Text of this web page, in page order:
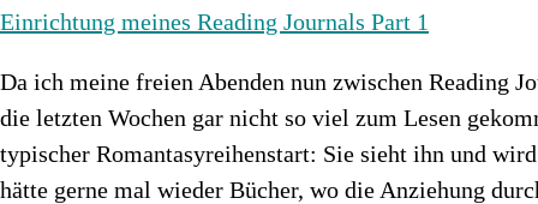
Einrichtung meines Reading Journals Part 1
Da ich meine freien Abenden nun zwischen Reading
die letzten Wochen gar nicht so viel zum Lesen
typischer Romantasyreihenstart: Sie sieht ihn und
hätte gerne mal wieder Bücher, wo die Anziehung